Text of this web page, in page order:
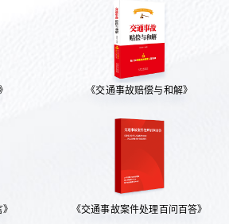
《交通事故赔偿与和解》
《交通事故案件处理百问百答》